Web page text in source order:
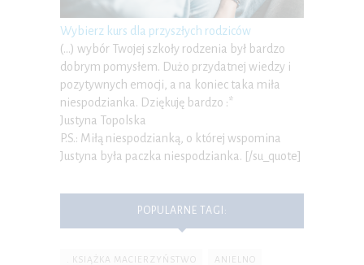
Wybierz kurs dla przyszłych rodziców
(…) wybór Twojej szkoły rodzenia był bardzo
dobrym pomysłem. Dużo przydatnej wiedzy i
pozytywnych emocji, a na koniec taka miła
niespodzianka. Dziękuję bardzo :*
Justyna Topolska
P.S.: Miłą niespodzianką, o której wspomina
Justyna była paczka niespodzianka. [/su_quote]
POPULARNE TAGI:
. KSIĄŻKA MACIERZYŃSTWO ANIELNO